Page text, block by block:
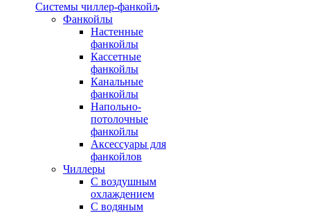
Системы чиллер-фанкойл
Фанкойлы
Настенные
фанкойлы
Кассетные
фанкойлы
Канальные
фанкойлы
Напольно-
потолочные
фанкойлы
Аксессуары для
фанкойлов
Чиллеры
С воздушным
охлаждением
С водяным